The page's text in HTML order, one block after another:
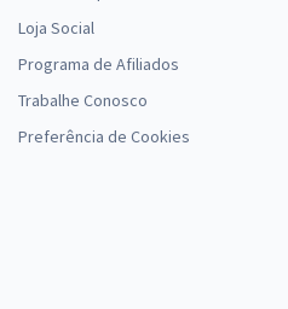
Loja Social
Programa de Afiliados
Trabalhe Conosco
Preferência de Cookies